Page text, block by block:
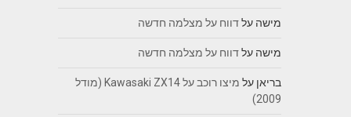
מישה עלדווח על מצלמה חדשה
מישה עלדווח על מצלמה חדשה
בריאן על
מיצו רוכב על Kawasaki ZX14 (מודל
2009)